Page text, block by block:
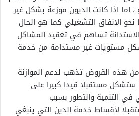
، اما اذا كانت الديون موزعة بشكل غير
الانفاق التشغيلي كما هو الحال
تساهم في تعقيد المشاكل
مستويات غير مستدامة من خدمة
من هذه القروض تذهب لدعم الموازنة
ستشكل مستقبلا قيدا كبيرا على
في التنمية والتطور بسبب
لأقساط خدمة الدين التي ينبغي